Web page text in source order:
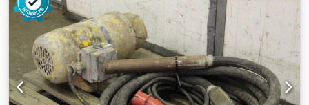
Abmessungen: 1380/580/H600 mm Credpfxsfngxhj Ag Ijf -
Gewicht: 87 kg